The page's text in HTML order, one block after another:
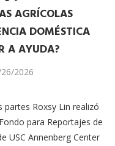
AGRÍCOLAS
DOMÉSTICA
A AYUDA?
2026
partes Roxsy Lin realizó
para Reportajes de
USC Annenberg Center